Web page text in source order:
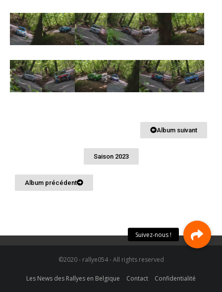
Album suivant
Saison 2023
Album précédent
©2020 - rallye054 - All rights reserved
Les News des Rallyes en Belgique Contact Confidentialité